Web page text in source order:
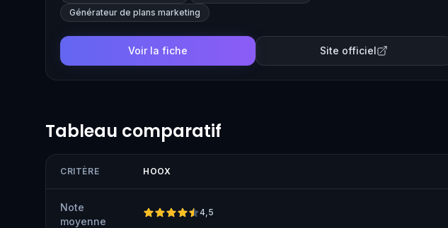
Générateur de plans marketing
Voir la fiche Site officiel
Tableau comparatif
CRITÈRE HOOX
Note
moyenne
4,5